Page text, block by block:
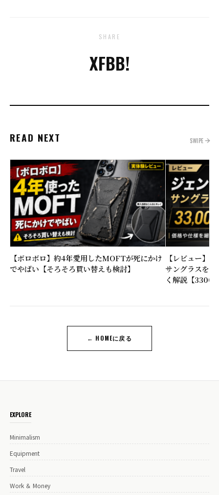
SHARE
XFBB!
READ NEXT SWIPE
【ボロボロ】約4年愛用したMOFTが死にかけ
でやばい【そろそろ買い替えも検討】
【レビュー】
サングラスを
く解説【
← HOMEに戻る
EXPLORE
Minimalism
Equipment
Travel
Work ＆ Money